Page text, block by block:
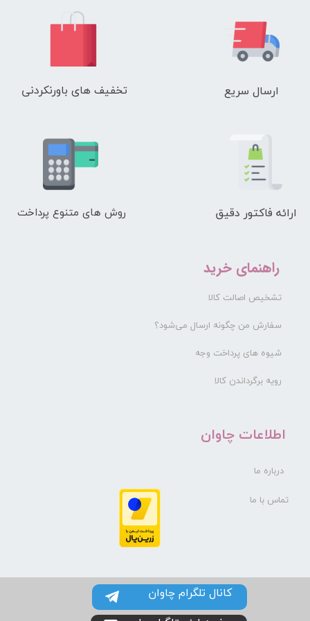
ارسال سریع تخفیف های باورنکردنی
ارائه فاکتور دقیق روش های متنوع پرداخت
راهنمای خرید
تشخیص اصالت کالا
سفارش من چگونه ارسال می‌شود؟
شیوه های پرداخت وجه
رویه برگرداندن کالا
​اطلاعات چاوان
درباره ما
تماس با ما
کانال تلگرام چاوان